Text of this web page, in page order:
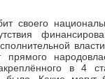
своего
в 4